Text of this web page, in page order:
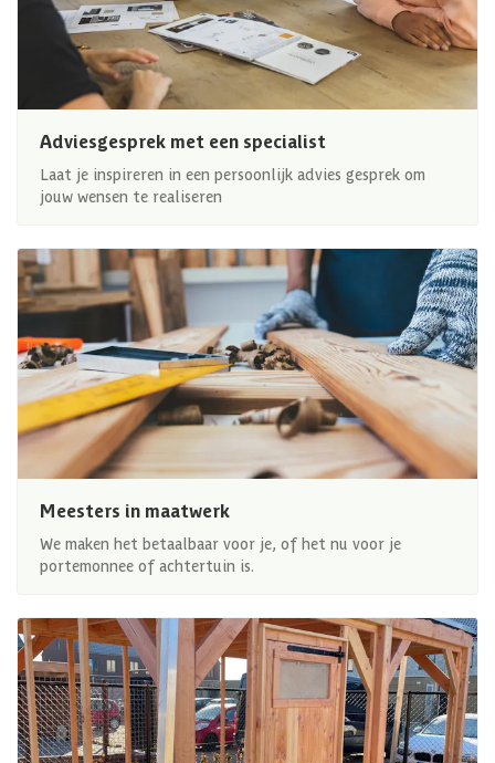
Adviesgesprek met een specialist
Laat je inspireren in een persoonlijk advies gesprek om
jouw wensen te realiseren
Meesters in maatwerk
We maken het betaalbaar voor je, of het nu voor je
portemonnee of achtertuin is.